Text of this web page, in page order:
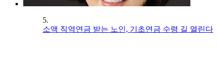
5.
소액 직역연금 받는 노인, 기초연금 수령 길 열린다